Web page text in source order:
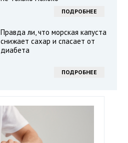
ПОДРОБНЕЕ
Правда ли, что морская капуста
снижает сахар и спасает от
диабета
ПОДРОБНЕЕ